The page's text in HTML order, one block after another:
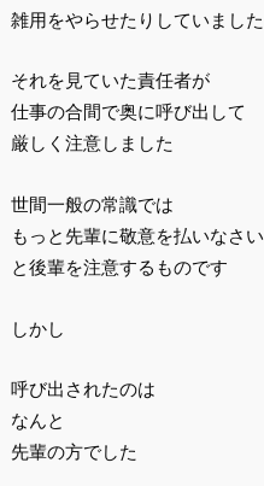
雑用をやらせたりしていました
それを見ていた責任者が
仕事の合間で奥に呼び出して
厳しく注意しました
世間一般の常識では
もっと先輩に敬意を払いなさい
と後輩を注意するものです
しかし
呼び出されたのは
なんと
先輩の方でした